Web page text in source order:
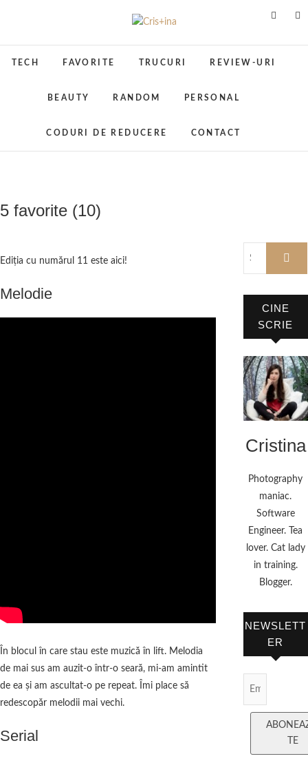
Cris+ina
TECH FAVORITE TRUCURI REVIEW-URI
BEAUTY RANDOM PERSONAL
CODURI DE REDUCERE CONTACT
5 favorite (10)
Ediţia cu numărul 11 este aici!
Melodie
În blocul în care stau este muzică în lift. Melodia
de mai sus am auzit-o într-o seară, mi-am amintit
de ea şi am ascultat-o pe repeat. Îmi place să
redescopăr melodii mai vechi.
Serial
CINE
SCRIE
Cristina
Photography
maniac.
Software
Engineer. Tea
lover. Cat lady
in training.
Blogger.
NEWSLETT
ER
TE